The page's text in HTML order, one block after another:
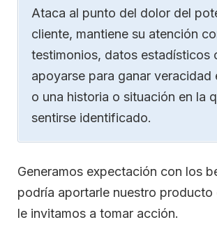
Ataca al punto del dolor del
cliente, mantiene su atención
testimonios, datos estadísticos
apoyarse para ganar veracidad
o una historia o situación en la
sentirse identificado.
Generamos expectación con los
podría aportarle nuestro producto
le invitamos a tomar acción.